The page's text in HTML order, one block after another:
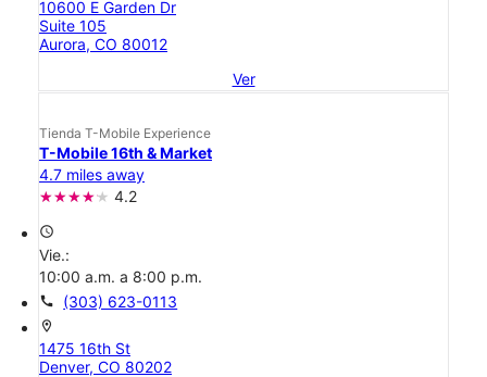
10600 E Garden Dr
Suite 105
Aurora, CO 80012
Ver
Tienda T-Mobile Experience
T-Mobile 16th & Market
4.7 miles away
4.2
access_time
Vie.:
10:00 a.m. a 8:00 p.m.
call (303) 623-0113
location_on
1475 16th St
Denver, CO 80202